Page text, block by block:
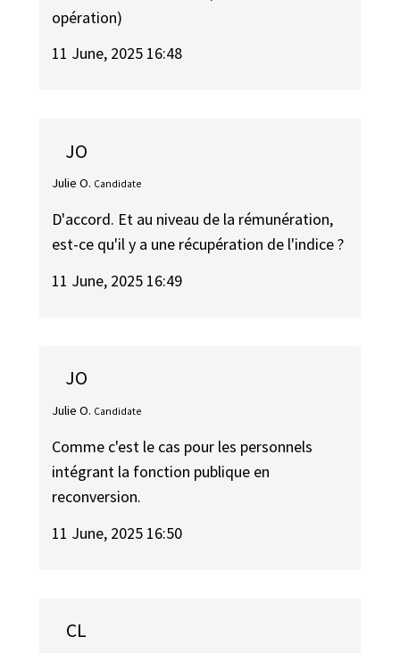
opération)
11 June, 2025 16:48
JO
Julie O. Candidate
D'accord. Et au niveau de la rémunération,
est-ce qu'il y a une récupération de l'indice ?
11 June, 2025 16:49
JO
Julie O. Candidate
Comme c'est le cas pour les personnels
intégrant la fonction publique en
reconversion.
11 June, 2025 16:50
CL